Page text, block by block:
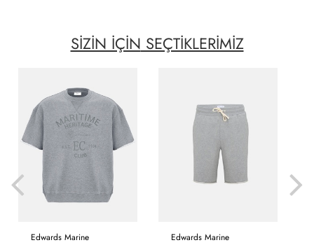
SİZİN İÇİN SEÇTİKLERİMİZ
Edwards Marine Edwards Marine